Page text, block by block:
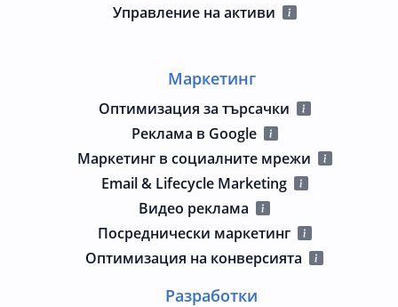
Управление на активи
Маркетинг
Оптимизация за търсачки
Реклама в Google
Маркетинг в социалните мрежи
Email & Lifecycle Marketing
Видео реклама
Посреднически маркетинг
Оптимизация на конверсията
Разработки